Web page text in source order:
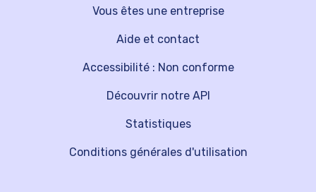
Vous êtes une entreprise
Découvrir notre API
Aide et contact
Statistiques
Accessibilité : Non conforme
Conditions générales d'utilisation